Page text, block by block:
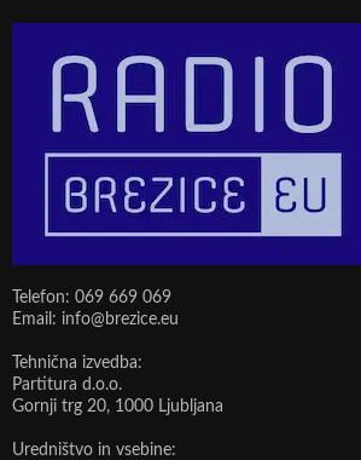
Telefon: 069 669 069
Email: info@brezice.eu
Tehnična izvedba:
Partitura d.o.o.
Gornji trg 20, 1000 Ljubljana
Uredništvo in vsebine: